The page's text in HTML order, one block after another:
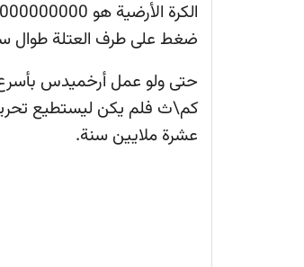
ضغط على طرف العتلة طوال
كم\ث فلم يكن ليستطيع
عشرة ملايين سنة.